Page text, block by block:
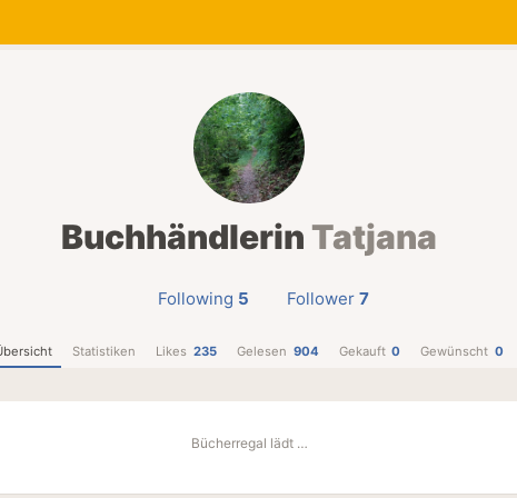
Buchhändlerin Tatjana
Following 5 Follower 7
Statistiken Likes 235 Gelesen 904 Gekauft 0 Gewünscht 0
Bücherregal lädt …